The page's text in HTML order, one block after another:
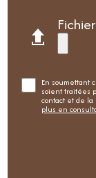
En soumettant
soient traitées
contact et de
plus en